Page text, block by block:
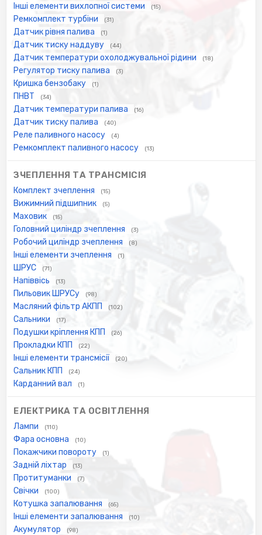
Інші елементи вихлопної системи (15)
Ремкомплект турбіни (31)
Датчик рівня палива (1)
Датчик тиску наддуву (44)
Датчик температури охолоджувальної рідини (18)
Регулятор тиску палива (3)
Кришка бензобаку (1)
ПНВТ (34)
Датчик температури палива (16)
Датчик тиску палива (40)
Реле паливного насосу (4)
Ремкомплект паливного насосу (13)
ЗЧЕПЛЕННЯ ТА ТРАНСМІСІЯ
Комплект зчеплення (15)
Вижимний підшипник (5)
Маховик (15)
Головний циліндр зчеплення (3)
Робочий циліндр зчеплення (8)
Інші елементи зчеплення (1)
ШРУС (71)
Напіввісь (13)
Пильовик ШРУСу (98)
Масляний фільтр АКПП (102)
Сальники (17)
Подушки кріплення КПП (26)
Прокладки КПП (22)
Інші елементи трансмісії (20)
Сальник КПП (24)
Карданний вал (1)
ЕЛЕКТРИКА ТА ОСВІТЛЕННЯ
Лампи (110)
Фара основна (10)
Покажчики повороту (1)
Задній ліхтар (13)
Протитуманки (7)
Свічки (100)
Котушка запалювання (65)
Інші елементи запалювання (10)
Акумулятор (98)